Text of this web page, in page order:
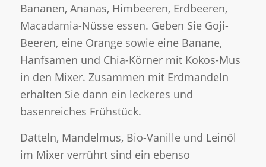
Bananen, Ananas, Himbeeren, Erdbeeren,
Macadamia-Nüsse essen. Geben Sie Goji-
Beeren, eine Orange sowie eine Banane,
Hanfsamen und Chia-Körner mit Kokos-Mus
in den Mixer. Zusammen mit Erdmandeln
erhalten Sie dann ein leckeres und
basenreiches Frühstück.
Datteln, Mandelmus, Bio-Vanille und Leinöl
im Mixer verrührt sind ein ebenso